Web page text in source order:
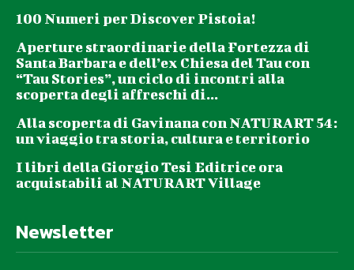
100 Numeri per Discover Pistoia!
Aperture straordinarie della Fortezza di
Santa Barbara e dell’ex Chiesa del Tau con
“Tau Stories”, un ciclo di incontri alla
scoperta degli affreschi di...
Alla scoperta di Gavinana con NATURART 54:
un viaggio tra storia, cultura e territorio
I libri della Giorgio Tesi Editrice ora
acquistabili al NATURART Village
Newsletter